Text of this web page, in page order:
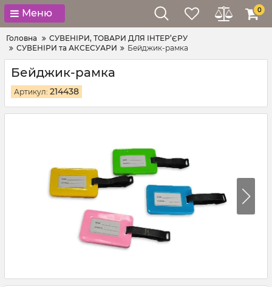
Меню 0
Головна
СУВЕНІРИ, ТОВАРИ ДЛЯ ІНТЕР’ЄРУ
СУВЕНІРИ та АКСЕСУАРИ
Бейджик-рамка
Бейджик-рамка
Артикул: 214438